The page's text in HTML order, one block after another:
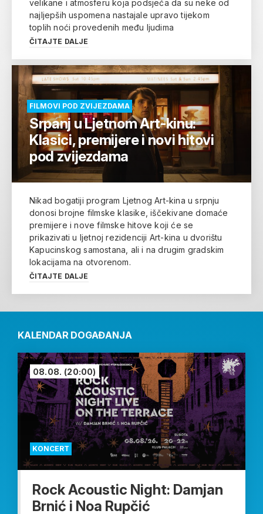
velikane i atmosferu koja podsjeća da su neke od
najljepših uspomena nastajale upravo tijekom
toplih noći provedenih među ljudima
ČITAJTE DALJE
FILMOVI POD ZVIJEZDAMA
Srpanj u Ljetnom Art-kinu:
Klasici, premijere i novi hitovi
pod zvijezdama
Nikad bogatiji program Ljetnog Art-kina u srpnju
donosi brojne filmske klasike, iščekivane domaće
premijere i nove filmske hitove koji će se
prikazivati u ljetnoj rezidenciji Art-kina u dvorištu
Kapucinskog samostana, ali i na drugim gradskim
lokacijama na otvorenom.
ČITAJTE DALJE
KALENDAR DOGAĐANJA
KONCERT
08.08. (20:00)
Rock Acoustic Night: Damjan
Brnić i Noa Rupčić